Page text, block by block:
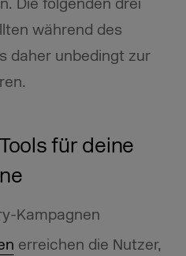
während des
daher unbedingt zur
für deine
Kampagnen
erreichen die Nutzer,